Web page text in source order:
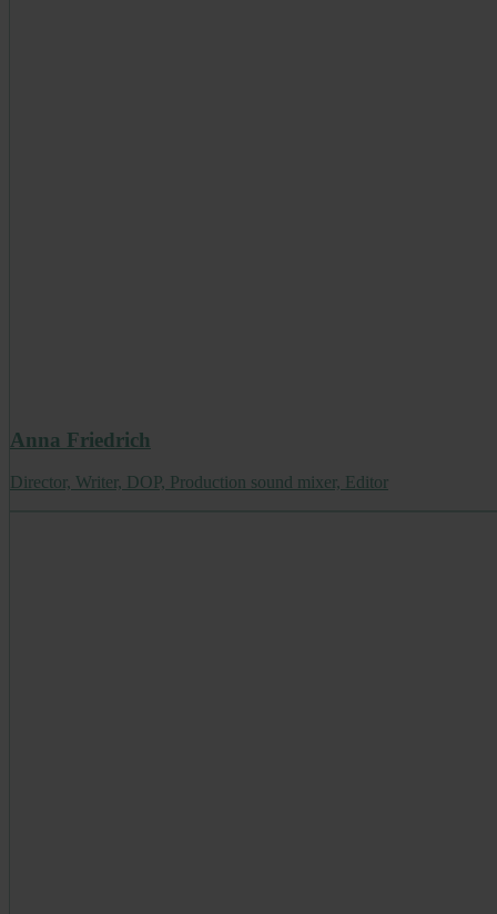
Anna Friedrich
Director, Writer, DOP, Production sound mixer, Editor